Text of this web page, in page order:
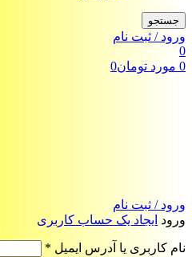
جستجو
ورود / ثبت نام
0
0 مورد تومان0
ورود / ثبت نام
ورود ایجاد یک حساب کاربری
نام کاربری یا آدرس ایمیل *